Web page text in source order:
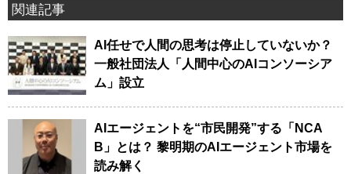
関連記事
AI任せで人間の思考は停止していないか？
一般社団法人「人間中心のAIコンソーシア
ム」設立
AIエージェントを“市民開発”する「NCA
B」とは？ 黎明期のAIエージェント市場を
読み解く